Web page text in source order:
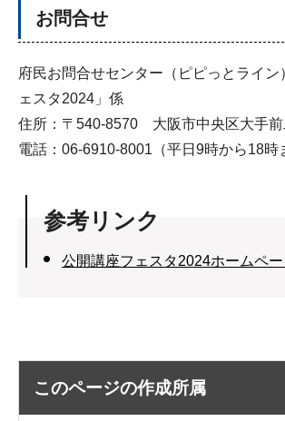
お問合せ
府民お問合せセンター（ピピっとライン
ェスタ2024」係
住所：〒540-8570 大阪市中央区大手前
電話：06-6910-8001（平日9時から18時
参考リンク
公開講座フェスタ2024ホームペー
このページの作成所属